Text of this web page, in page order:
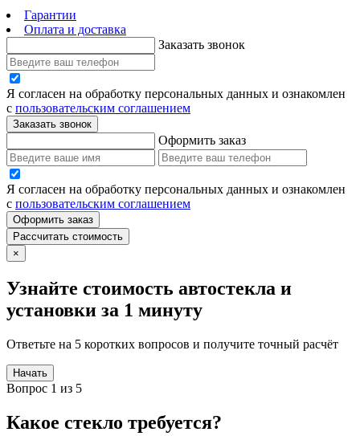
Гарантии
Оплата и доставка
Заказать звонок
Я согласен на обработку персональных данных и ознакомлен
с пользовательским соглашением
Заказать звонок
Оформить заказ
Я согласен на обработку персональных данных и ознакомлен
с пользовательским соглашением
Оформить заказ
Рассчитать стоимость
×
Узнайте стоимость автостекла и
установки за 1 минуту
Ответьте на 5 коротких вопросов и получите точный расчёт
Начать
Вопрос 1 из 5
Какое стекло требуется?